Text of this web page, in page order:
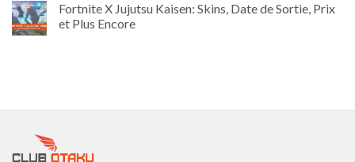
Fortnite X Jujutsu Kaisen: Skins, Date de Sortie, Prix
et Plus Encore